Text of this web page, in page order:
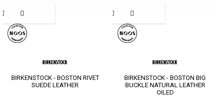
BIRKENSTOCK - BOSTON RIVET
SUEDE LEATHER
BIRKENSTOCK - BOSTON BIG
BUCKLE NATURAL LEATHER
OILED